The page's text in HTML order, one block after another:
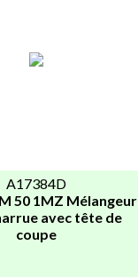
A17384D
50 1MZ Mélangeur
avec tête de
coupe